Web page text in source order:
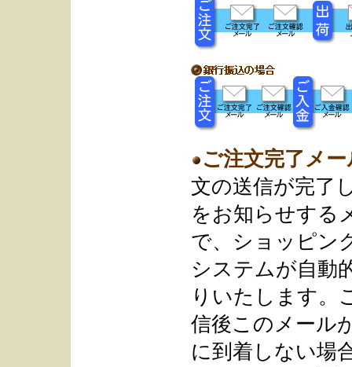
ご注文完了メー
文の送信が完了
をお知らせする
で、ショッピン
システムが自動
りいたします。
信後このメール
に到着しない場